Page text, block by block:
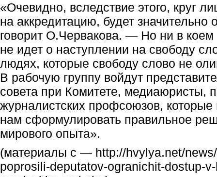
«Очевидно, вследствие этого, круг
на аккредитацию, будет значительно
говорит О.Червакова. — Но ни в коем
не идет о наступлении на свободу
людях, которые свободу слово не
В рабочую группу войдут
совета при Комитете, медиаюристы,
журналистских профсоюзов, которые
нам сформулировать правильное
мирового опыта».
(материалы с — http://hvylya.net/
poprosili-deputatov-ogranichit-dostup-